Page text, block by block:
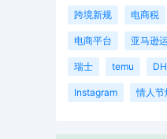
跨境新规 电商税
电商平台 亚马逊
瑞士 temu
Instagram 情人节